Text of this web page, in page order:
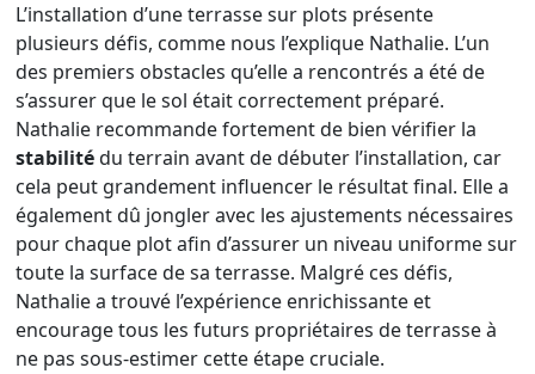
L’installation d’une terrasse sur plots présente
plusieurs défis, comme nous l’explique Nathalie. L’un
des premiers obstacles qu’elle a rencontrés a été de
s’assurer que le sol était correctement préparé.
Nathalie recommande fortement de bien vérifier la
stabilitédu terrain avant de débuter l’installation, car
cela peut grandement influencer le résultat final. Elle a
également dû jongler avec les ajustements nécessaires
pour chaque plot afin d’assurer un niveau uniforme sur
toute la surface de sa terrasse. Malgré ces défis,
Nathalie a trouvé l’expérience enrichissante et
encourage tous les futurs propriétaires de terrasse à
ne pas sous-estimer cette étape cruciale.